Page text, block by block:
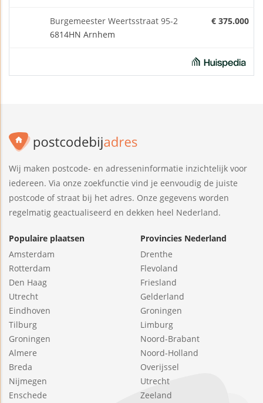
Burgemeester Weertsstraat 95-2
6814HN Arnhem
€ 375.000
Wij maken postcode- en adresseninformatie inzichtelijk voor
iedereen. Via onze zoekfunctie vind je eenvoudig de juiste
postcode of straat bij het adres. Onze gegevens worden
regelmatig geactualiseerd en dekken heel Nederland.
Populaire plaatsen
Amsterdam
Rotterdam
Den Haag
Utrecht
Eindhoven
Tilburg
Groningen
Almere
Breda
Nijmegen
Enschede
Provincies Nederland
Drenthe
Flevoland
Friesland
Gelderland
Groningen
Limburg
Noord-Brabant
Noord-Holland
Overijssel
Utrecht
Zeeland